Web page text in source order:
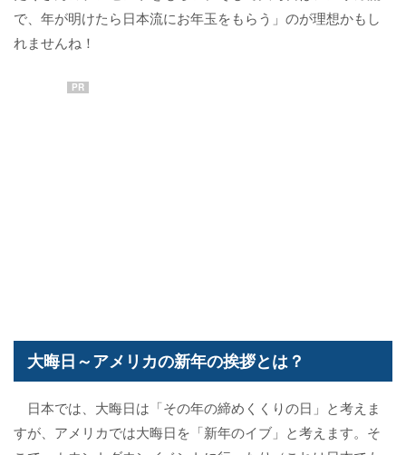
で、年が明けたら日本流にお年玉をもらう」のが理想かもし
れませんね！
PR
大晦日～アメリカの新年の挨拶とは？
日本では、大晦日は「その年の締めくくりの日」と考えま
すが、アメリカでは大晦日を「新年のイブ」と考えます。そ